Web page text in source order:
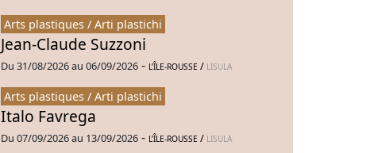
Arts plastiques / Arti plastichi
Jean-Claude Suzzoni
Du 31/08/2026 au 06/09/2026 - L’ÎLE-ROUSSE / LISULA
Arts plastiques / Arti plastichi
Italo Favrega
Du 07/09/2026 au 13/09/2026 - L’ÎLE-ROUSSE / LISULA